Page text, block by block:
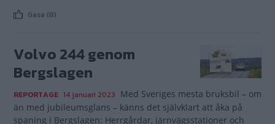
Gasa (8)
Volvo 244 genom
Bergslagen
REPORTAGE 14 januari 2023 Med Sveriges mesta bruksbil – om
än med jubileumsglans – känns det självklart att åka på
spaning i Bergslagen: Herrgårdar, järnvägsstationer och